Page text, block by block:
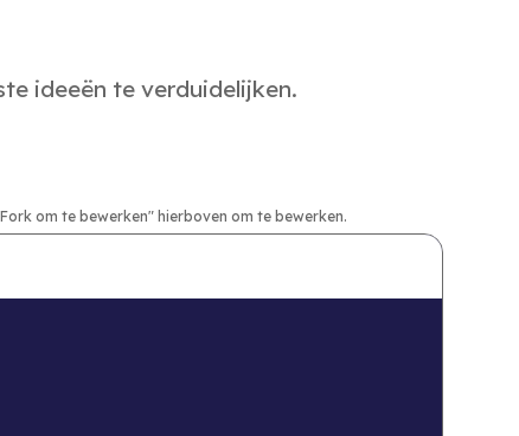
ideeën te verduidelijken.
om te bewerken" hierboven om te bewerken.